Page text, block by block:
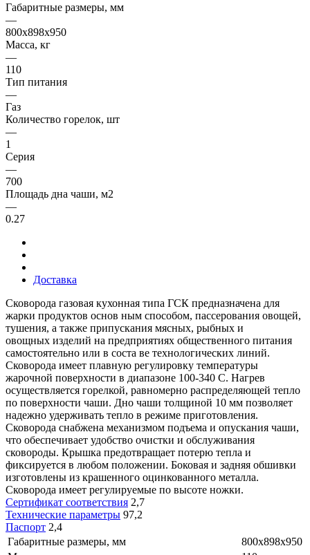
Габаритные размеры, мм
—
800х898х950
Масса, кг
—
110
Тип питания
—
Газ
Количество горелок, шт
—
1
Серия
—
700
Площадь дна чаши, м2
—
0.27
Доставка
Сковорода газовая кухонная типа ГСК предназначена для
жарки продуктов основ ным способом, пассерования овощей,
тушения, а также припускания мясных, рыбных и
овощных изделий на предприятиях общественного питания
самостоятельно или в соста ве технологических линий.
Сковорода имеет плавную регулировку температуры
жарочной поверхности в диапазоне 100-340 С. Нагрев
осуществляется горелкой, равномерно распределяющей тепло
по поверхности чаши. Дно чаши толщиной 10 мм позволяет
надежно удерживать тепло в режиме приготовления.
Сковорода снабжена механизмом подъема и опускания чаши,
что обеспечивает удобство очистки и обслуживания
сковороды. Крышка предотвращает потерю тепла и
фиксируется в любом положении. Боковая и задняя обшивки
изготовлены из крашенного оцинкованного металла.
Сковорода имеет регулируемые по высоте ножки.
Сертификат соответствия 2,7
Технические параметры 97,2
Паспорт 2,4
Габаритные размеры, мм
800х898х950